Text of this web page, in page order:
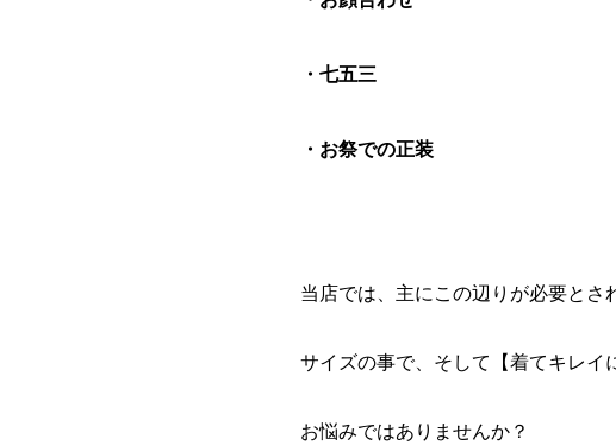
・七五三
・お祭での正装
当店では、主にこの辺りが必要とさ
サイズの事で、そして【着てキレイ
お悩みではありませんか？